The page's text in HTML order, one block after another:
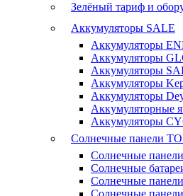
Зелёный тариф и
Аккумуляторы SALE
Аккумуляторы
Аккумуляторы
Аккумуляторы
Аккумуляторы
Аккумуляторы
Аккумуляторные
Аккумуляторы
Солнечные панели
Солнечные
Солнечные
Солнечные
Солнечные